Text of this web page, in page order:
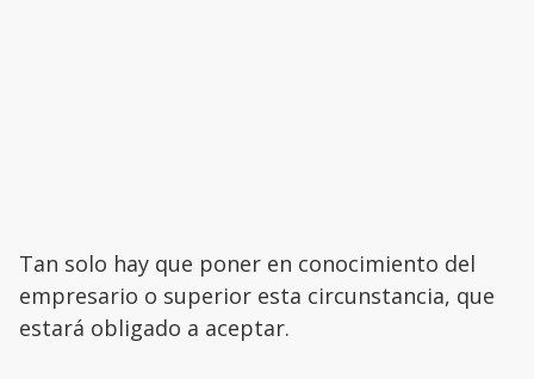
Tan solo hay que poner en conocimiento del
empresario o superior esta circunstancia, que
estará obligado a aceptar.